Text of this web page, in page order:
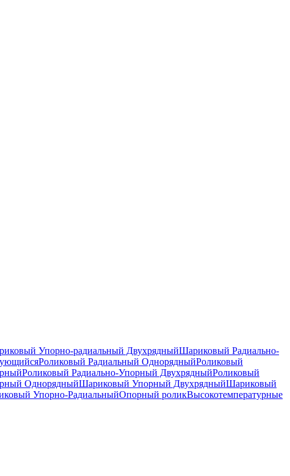
Упорно-радиальный ДвухрядныйШариковый Радиально-
Роликовый Радиальный ОднорядныйРоликовый
Роликовый Радиально-Упорный ДвухрядныйРоликовый
ОднорядныйШариковый Упорный ДвухрядныйШариковый
Упорно-РадиальныйОпорный роликВысокотемпературные